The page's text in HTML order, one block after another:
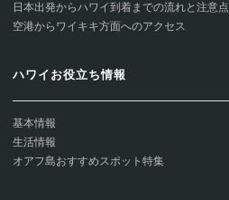
日本出発からハワイ到着までの流れと注意点
空港からワイキキ方面へのアクセス
ハワイお役立ち情報
基本情報
生活情報
オアフ島おすすめスポット特集